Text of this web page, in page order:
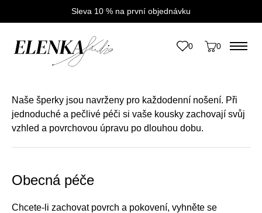
Sleva 10 % na první objednávku
0 0
Průvodce péčí o šperky
Průvodce péčí o šperky
Naše šperky jsou navrženy pro každodenní nošení. Při
jednoduché a pečlivé péči si vaše kousky zachovají svůj
vzhled a povrchovou úpravu po dlouhou dobu.
Obecná péče
Chcete-li zachovat povrch a pokovení, vyhněte se